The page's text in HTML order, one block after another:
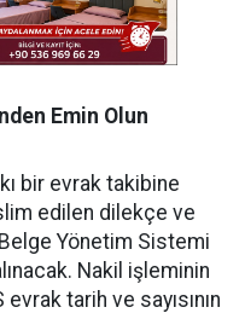
Emin Olun
bir evrak takibine
edilen dilekçe ve
Yönetim Sistemi
Nakil işleminin
tarih ve sayısının